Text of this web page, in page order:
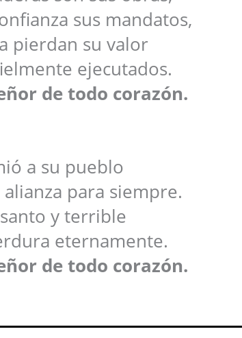
sus mandatos,
pierdan su valor
ejecutados.
de todo corazón.
a su pueblo
para siempre.
y terrible
eternamente.
de todo corazón.